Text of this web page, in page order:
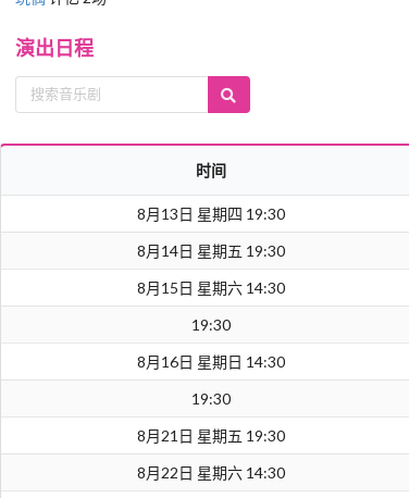
演出日程
时间
8月13日 星期四 19:30
8月14日 星期五 19:30
8月15日 星期六 14:30
19:30
8月16日 星期日 14:30
19:30
8月21日 星期五 19:30
8月22日 星期六 14:30